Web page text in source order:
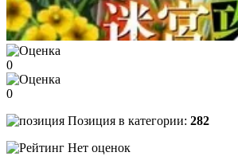
0
0
Позиция в категории: 282
Нет оценок